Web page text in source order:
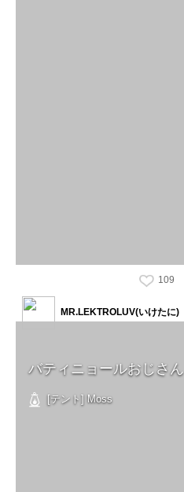
109
バティニョールおじさん
[テント] Moss
MR.LEKTROLUV(いけたに)